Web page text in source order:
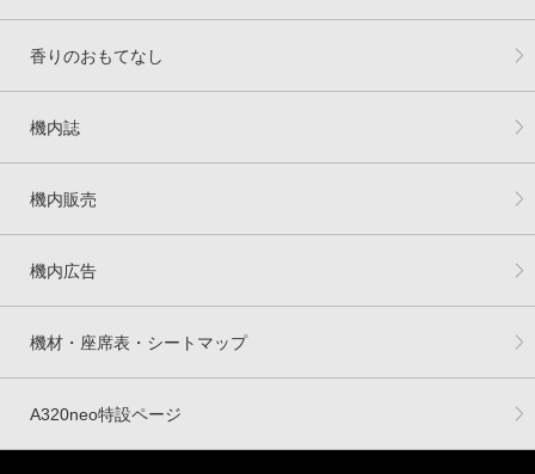
香りのおもてなし
機内誌
機内販売
機内広告
機材・座席表・シートマップ
A320neo特設ページ